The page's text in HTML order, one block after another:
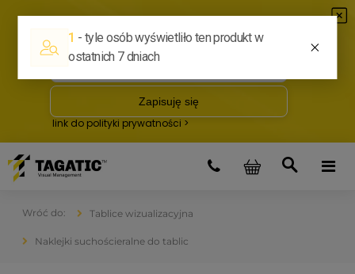
Tablice wizualizacyjna
Naklejki suchościeralne do tablic